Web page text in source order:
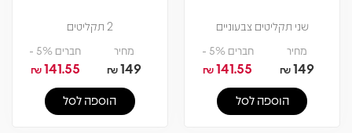
שני תקליטים צבעוניים
מחיר
149
₪
חברים 5% -
141.55
₪
הוספה לסל
2 תקליטים
מחיר
149
₪
חברים 5% -
141.55
₪
הוספה לסל